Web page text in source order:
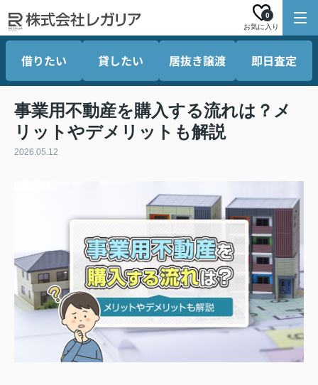
お気に入り
0
借りたい 貸したい 居抜き譲渡 即日査定
事業用不動産を購入する流れは？メ
リットやデメリットも解説
2026.05.12